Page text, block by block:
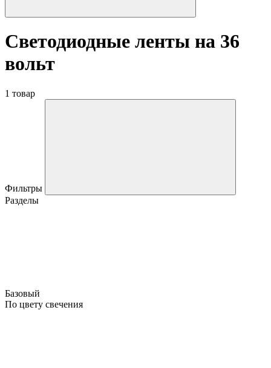
Светодиодные ленты на 36
вольт
1 товар
Фильтры
Разделы
Базовый
По цвету свечения